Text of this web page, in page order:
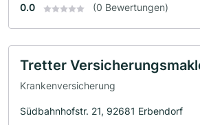
0.0 (0 Bewertungen)
Tretter
Krankenversicherung
Südbahnhofstr. 21, 92681 Erbendorf